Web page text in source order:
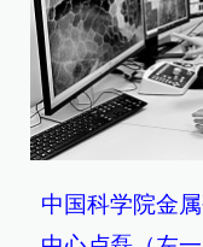
中国科学院金